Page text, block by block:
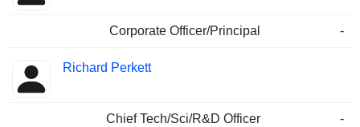
Corporate Officer/Principal -
Richard Perkett
Chief Tech/Sci/R&D Officer
-